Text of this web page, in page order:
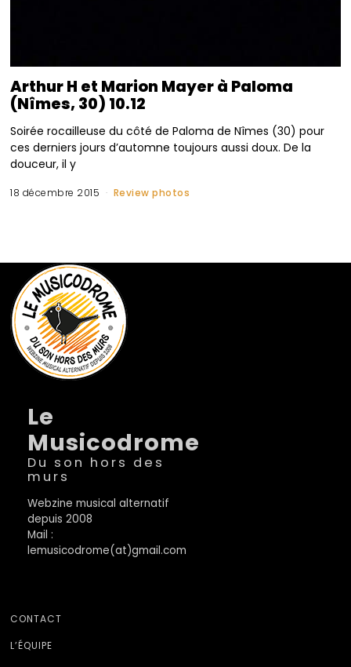
Arthur H et Marion Mayer à Paloma
(Nîmes, 30) 10.12
Soirée rocailleuse du côté de Paloma de Nîmes (30) pour
ces derniers jours d’automne toujours aussi doux. De la
douceur, il y
18 décembre 2015 Review photos
Le
Musicodrome
Du son hors des
murs
Webzine musical alternatif
depuis 2008
Mail :
lemusicodrome(at)gmail.com
CONTACT
L’ÉQUIPE